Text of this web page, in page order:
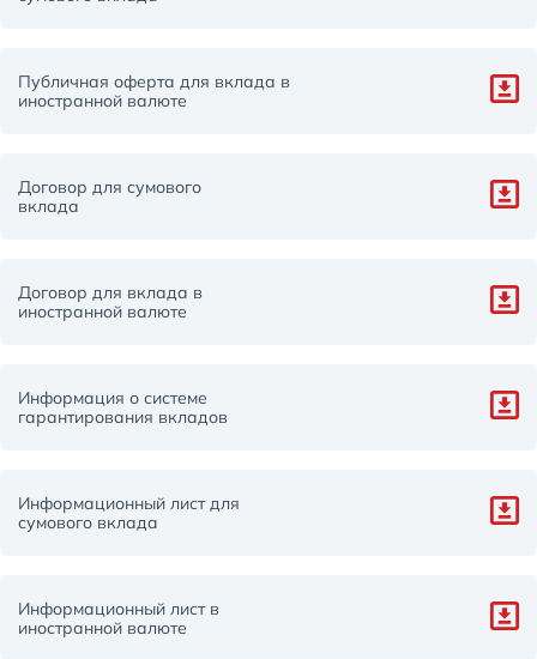
Публичная оферта для вклада в
иностранной валюте
Договор для сумового
вклада
Договор для вклада в
иностранной валюте
Информация о системе
гарантирования вкладов
Информационный лист для
сумового вклада
Информационный лист в
иностранной валюте